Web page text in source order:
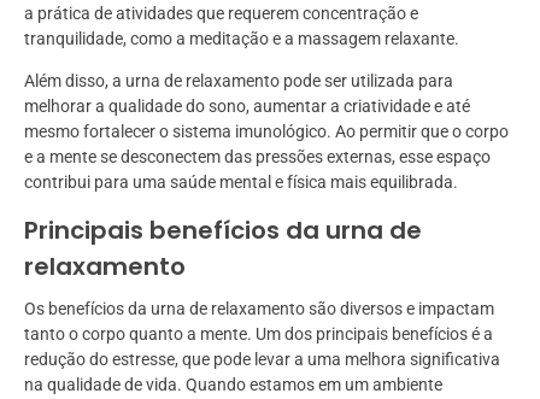
a prática de atividades que requerem concentração e
tranquilidade, como a meditação e a massagem relaxante.
Além disso, a urna de relaxamento pode ser utilizada para
melhorar a qualidade do sono, aumentar a criatividade e até
mesmo fortalecer o sistema imunológico. Ao permitir que o corpo
e a mente se desconectem das pressões externas, esse espaço
contribui para uma saúde mental e física mais equilibrada.
Principais benefícios da urna de
relaxamento
Os benefícios da urna de relaxamento são diversos e impactam
tanto o corpo quanto a mente. Um dos principais benefícios é a
redução do estresse, que pode levar a uma melhora significativa
na qualidade de vida. Quando estamos em um ambiente